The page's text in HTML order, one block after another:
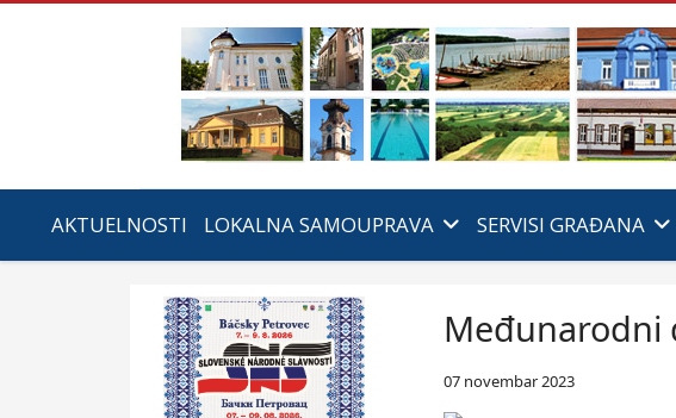
AKTUELNOSTI LOKALNA SAMOUPRAVA SERVISI GRAĐANA
Međunarodni
07 novembar 2023